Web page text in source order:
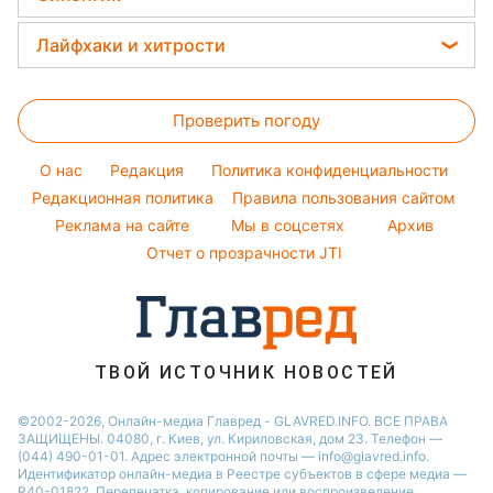
София Ротару
Ольга Сумская
Филипп Киркоров
Новости Одессы
Новости Харькова
Новости Ровно
Модные ошибки
Новости моды
Простые блюда
Легкие десерты
Праздничное меню
Тесты по картинке
Оптические иллюзии
Народные приметы
Все о шоу-бизнесе
Прогноз погоды
Магнитные бури
Погода на сегодня
Погода на завтра
Пылевая буря
Лайфхаки и хитрости
Уборка
Комнатные растения
Авто
Проверить погоду
O нас Редакция
Политика конфиденциальности
Редакционная политика
Правила пользования сайтом
Реклама на сайте
Мы в соцсетях
Архив
Отчет о прозрачности JTI
ТВОЙ ИСТОЧНИК НОВОСТЕЙ
©2002-2026, Онлайн-медиа Главред - GLAVRED.INFO. ВСЕ ПРАВА
ЗАЩИЩЕНЫ. 04080, г. Киев, ул. Кириловская, дом 23. Телефон —
(044) 490-01-01. Адрес электронной почты — info@glavred.info.
Идентификатор онлайн-медиа в Реестре cубъектов в сфере медиа —